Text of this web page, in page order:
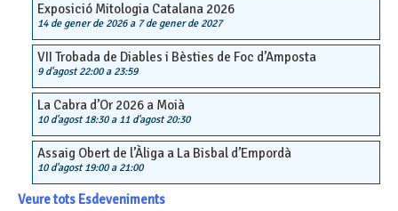
Exposició Mitologia Catalana 2026
14 de gener de 2026a 7 de gener de 2027
VII Trobada de Diables i Bèsties de Foc d’Amposta
9 d'agost 22:00a 23:59
La Cabra d’Or 2026 a Moià
10 d'agost 18:30a 11 d'agost 20:30
Assaig Obert de l’Àliga a La Bisbal d’Empordà
10 d'agost 19:00a 21:00
Veure tots Esdeveniments